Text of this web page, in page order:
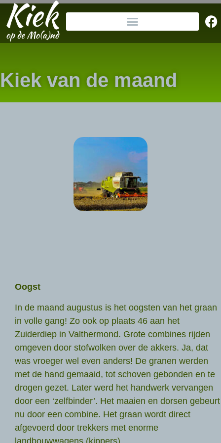
Kiek van de maand
Oogst
In de maand augustus is het oogsten van het graan
in volle gang! Zo ook op plaats 46 aan het
Zuiderdiep in Valthermond. Grote combines rijden
omgeven door stofwolken over de akkers. Ja, dat
was vroeger wel even anders! De granen werden
met de hand gemaaid, tot schoven gebonden en te
drogen gezet. Later werd het handwerk vervangen
door een ‘zelfbinder’. Het maaien en dorsen gebeurt
nu door een combine. Het graan wordt direct
afgevoerd door trekkers met enorme
landbouwwagens (kippers).